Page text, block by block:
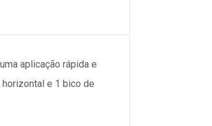
aplicação rápida e
e 1 bico de